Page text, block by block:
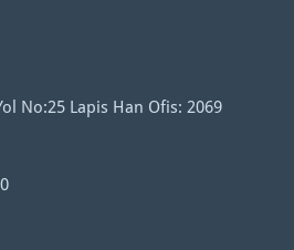
No:25 Lapis Han Ofis: 2069